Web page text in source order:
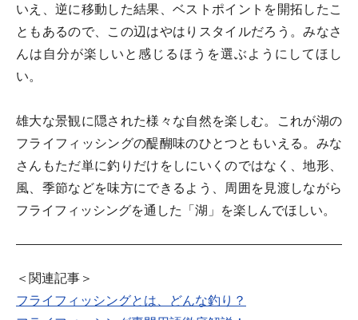
いえ、逆に移動した結果、ベストポイントを開拓したこ
ともあるので、この辺はやはりスタイルだろう。みなさ
んは自分が楽しいと感じるほうを選ぶようにしてほし
い。
雄大な景観に隠された様々な自然を楽しむ。これが湖の
フライフィッシングの醍醐味のひとつともいえる。みな
さんもただ単に釣りだけをしにいくのではなく、地形、
風、季節などを味方にできるよう、周囲を見渡しながら
フライフィッシングを通した「湖」を楽しんでほしい。
＜関連記事＞
フライフィッシングとは、どんな釣り？